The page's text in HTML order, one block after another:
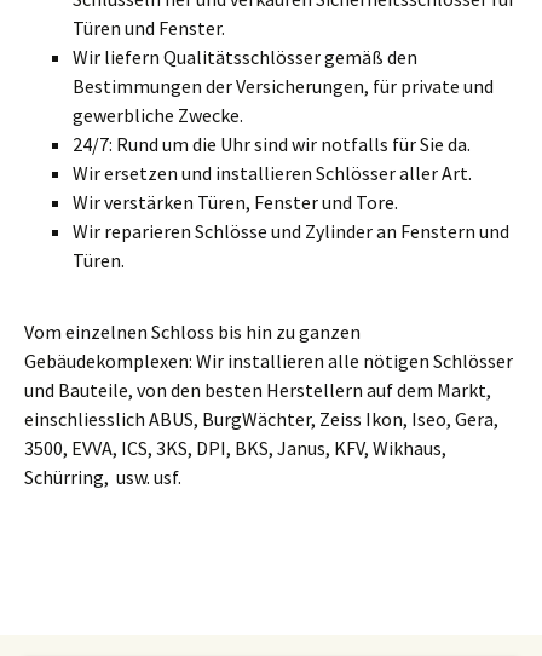
Türen und Fenster.
Wir liefern Qualitätsschlösser gemäß den
Bestimmungen der Versicherungen, für private und
gewerbliche Zwecke.
24/7: Rund um die Uhr sind wir notfalls für Sie da.
Wir ersetzen und installieren Schlösser aller Art.
Wir verstärken Türen, Fenster und Tore.
Wir reparieren Schlösse und Zylinder an Fenstern und
Türen.
Vom einzelnen Schloss bis hin zu ganzen
Gebäudekomplexen: Wir installieren alle nötigen Schlösser
und Bauteile, von den besten Herstellern auf dem Markt,
einschliesslich ABUS, BurgWächter, Zeiss Ikon, Iseo, Gera,
3500, EVVA, ICS, 3KS, DPI, BKS, Janus, KFV, Wikhaus,
Schürring, usw. usf.